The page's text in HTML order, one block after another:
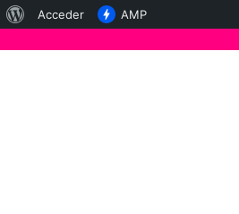
Acerca
Acceder AMP